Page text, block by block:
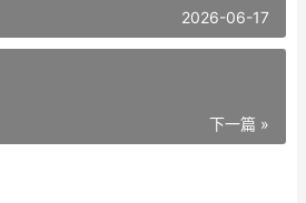
2026-06-17
下一篇 »